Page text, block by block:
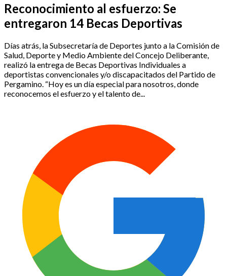
Reconocimiento al esfuerzo: Se
entregaron 14 Becas Deportivas
Días atrás, la Subsecretaría de Deportes junto a la Comisión de
Salud, Deporte y Medio Ambiente del Concejo Deliberante,
realizó la entrega de Becas Deportivas Individuales a
deportistas convencionales y/o discapacitados del Partido de
Pergamino. “Hoy es un día especial para nosotros, donde
reconocemos el esfuerzo y el talento de...